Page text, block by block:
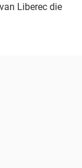
Liberec die